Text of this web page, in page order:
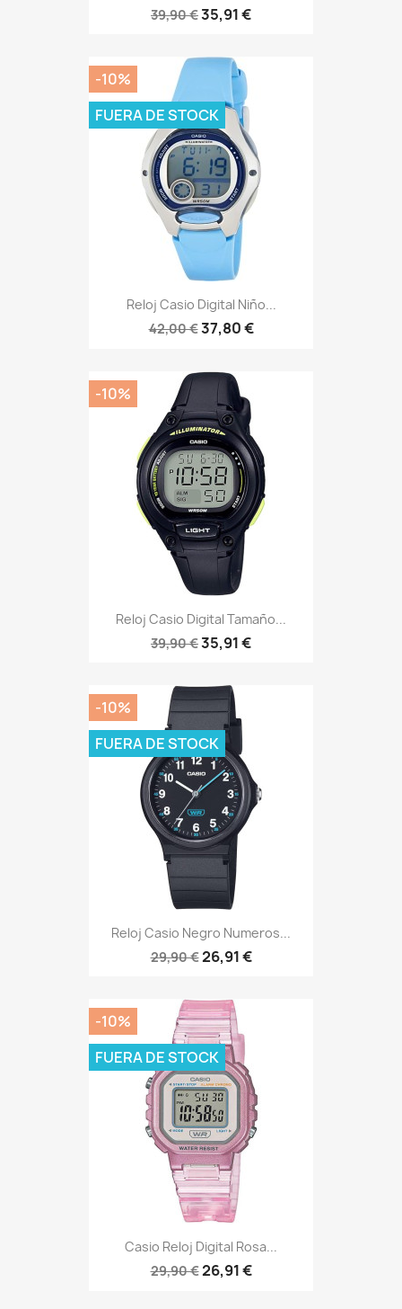
39,90 €35,91 €
Reloj Casio Digital Niño...
42,00 €37,80 €
-10%
FUERA DE STOCK
Reloj Casio Digital Tamaño...
39,90 €35,91 €
-10%
Reloj Casio Negro Numeros...
29,90 €26,91 €
-10%
FUERA DE STOCK
Casio Reloj Digital Rosa...
29,90 €26,91 €
-10%
FUERA DE STOCK